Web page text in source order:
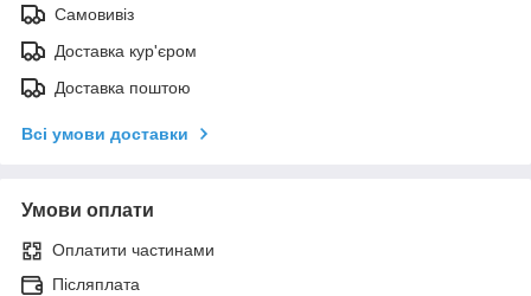
Самовивіз
Доставка кур'єром
Доставка поштою
Всі умови доставки
Умови оплати
Оплатити частинами
Післяплата